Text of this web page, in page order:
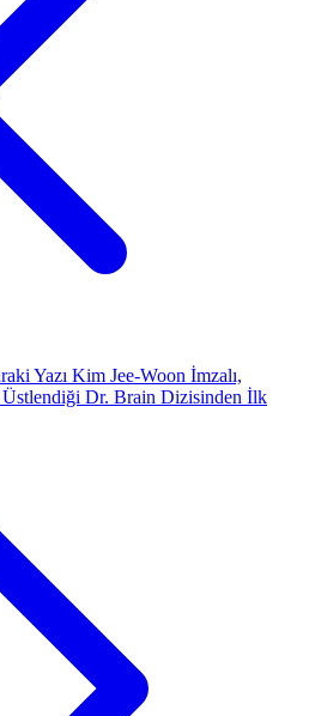
Yazı Kim Jee-Woon İmzalı,
Dr. Brain Dizisinden İlk